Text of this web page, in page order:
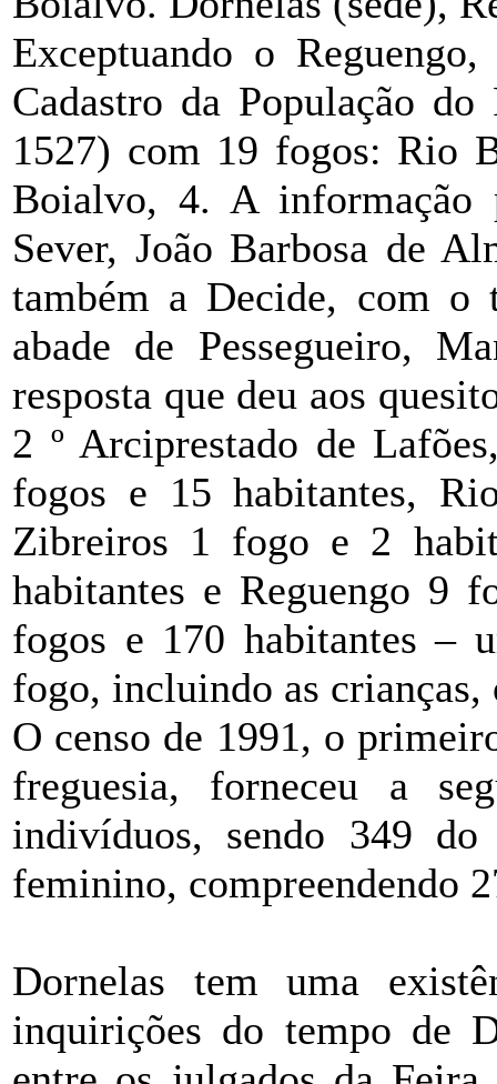
Exceptuando o
Cadastro da População
1527) com 19 fogos: Rio
Boialvo, 4. A informação
Sever, João Barbosa de
também a Decide, com
abade de Pessegueiro,
resposta que deu aos
2 º Arciprestado de
fogos e 15 habitantes,
Zibreiros 1 fogo e 2
habitantes e Reguengo 9
fogos e 170 habitantes –
fogo, incluindo as crianças,
O censo de 1991, o
freguesia, forneceu a
indivíduos, sendo 349
feminino, compreendendo
Dornelas tem uma
inquirições do tempo de